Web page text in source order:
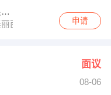
和福居（新兴）装饰工程有限公司
西河28-30铺
申请
面议
08-06